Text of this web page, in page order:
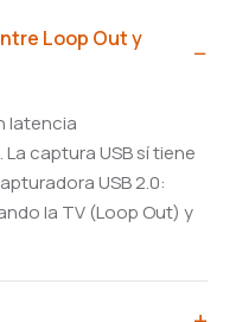
Loop Out y
latencia
captura USB sí tiene
USB 2.0:
la TV (Loop Out) y